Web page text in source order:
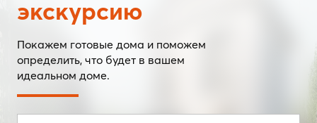
определить, что будет в вашем